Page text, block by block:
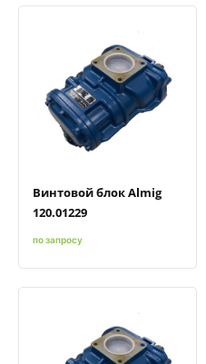
Быстрый просмотрДобавить к сравнению
Добавить в избранное
Винтовой блок Almig
120.01229
по запросу